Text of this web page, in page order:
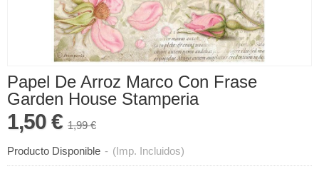
Papel De Arroz Marco Con Frase
Garden House Stamperia
1,50 € 1,99 €
Producto Disponible - (Imp. Incluidos)